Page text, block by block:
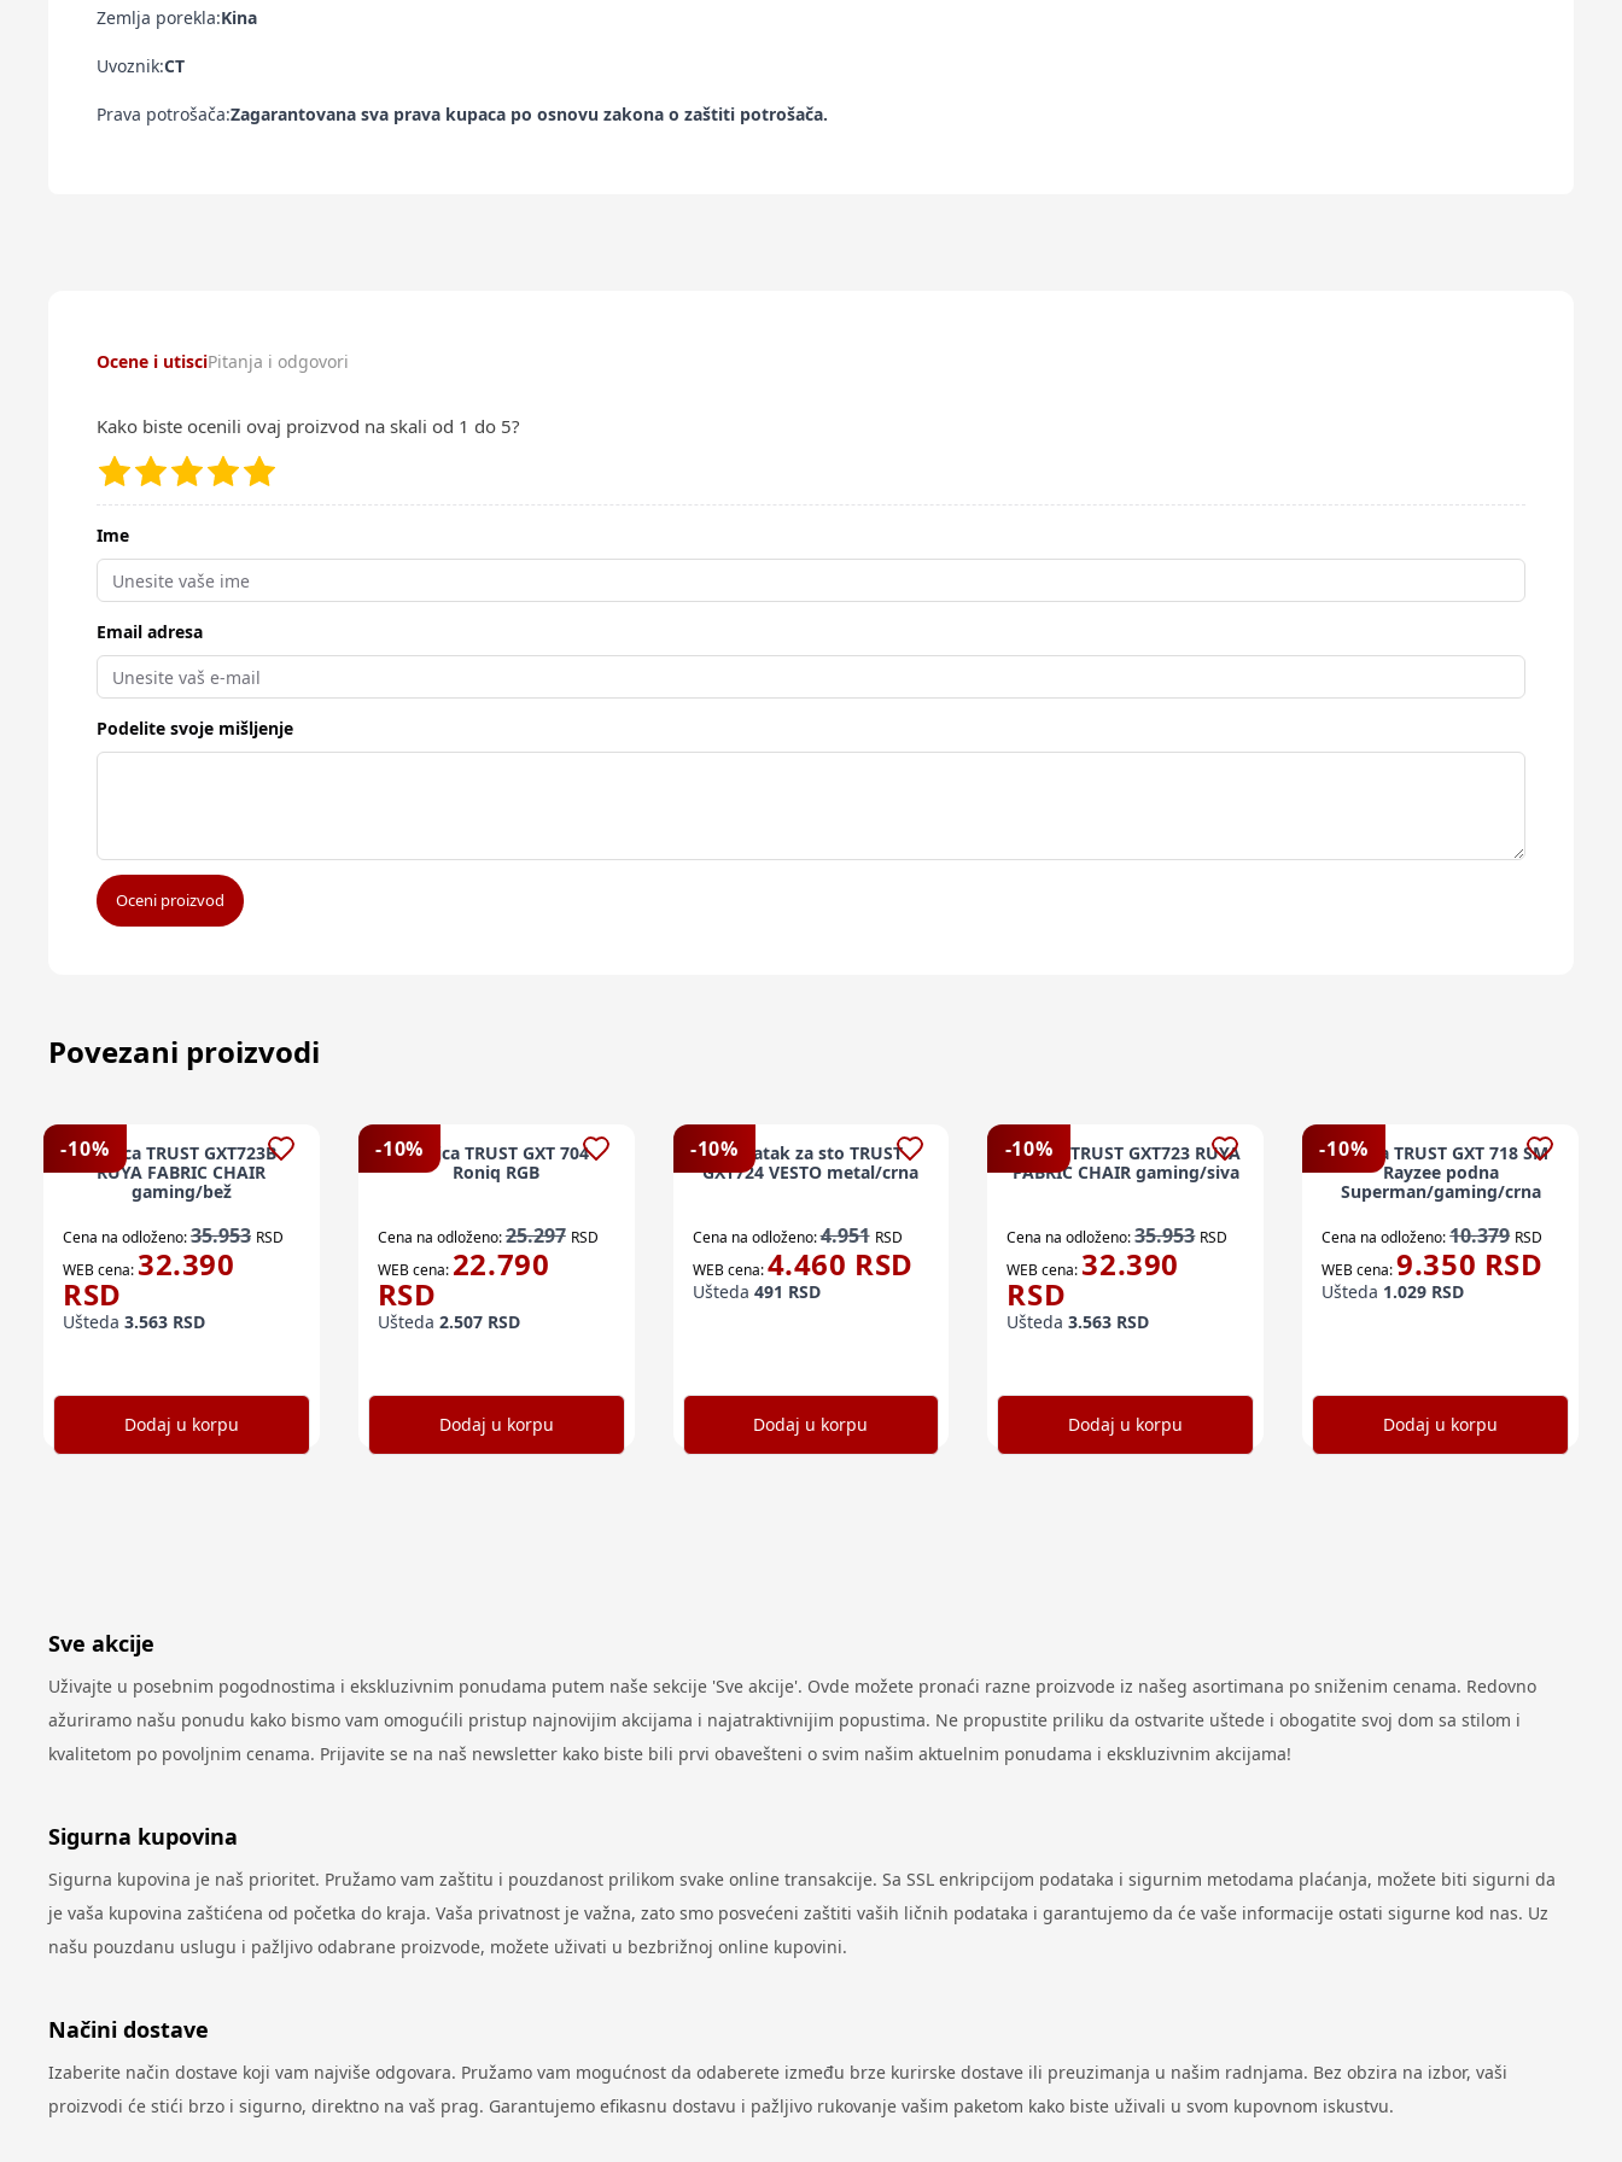
Zemlja porekla:Kina
Uvoznik:CT
Prava potrošača:Zagarantovana sva prava kupaca po osnovu zakona o zaštiti potrošača.
Ocene i utisciPitanja i odgovori
Kako biste ocenili ovaj proizvod na skali od 1 do 5?
Ime
Email adresa
Podelite svoje mišljenje
Oceni proizvod
Povezani proizvodi
-10%
Stolica TRUST GXT723B
RUYA FABRIC CHAIR
gaming/bež
Cena na odloženo:35.953 RSD
WEB cena:32.390
RSD
Ušteda 3.563 RSD
Dodaj u korpu
-10%
Stolica TRUST GXT 704
Roniq RGB
Cena na odloženo:25.297 RSD
WEB cena: 22.790
RSD
Ušteda 2.507RSD
Dodaj u korpu
-10%
Dodatak za sto TRUST
GXT724 VESTO metal/crna
Cena na odloženo:4.951 RSD
WEB cena: 4.460 RSD
Ušteda 491 RSD
Dodaj u korpu
-10%
Stolica TRUST GXT723 RUYA
FABRIC CHAIR gaming/siva
Cena na odloženo:35.953 RSD
WEB cena:32.390
RSD
Ušteda 3.563 RSD
Dodaj u korpu
-10%
Stolica TRUST GXT 718 SM
Rayzee podna
Superman/gaming/crna
Cena na odloženo:10.379 RSD
WEB cena:9.350 RSD
Ušteda 1.029 RSD
Dodaj u korpu
Sve akcije
Uživajte u posebnim pogodnostima i ekskluzivnim ponudama putem naše sekcije 'Sve akcije'. Ovde možete pronaći razne proizvode iz našeg asortimana po sniženim cenama. Redovno
ažuriramo našu ponudu kako bismo vam omogućili pristup najnovijim akcijama i najatraktivnijim popustima. Ne propustite priliku da ostvarite uštede i obogatite svoj dom sa stilom i
kvalitetom po povoljnim cenama. Prijavite se na naš newsletter kako biste bili prvi obavešteni o svim našim aktuelnim ponudama i ekskluzivnim akcijama!
Sigurna kupovina
Sigurna kupovina je naš prioritet. Pružamo vam zaštitu i pouzdanost prilikom svake online transakcije. Sa SSL enkripcijom podataka i sigurnim metodama plaćanja, možete biti sigurni da
je vaša kupovina zaštićena od početka do kraja. Vaša privatnost je važna, zato smo posvećeni zaštiti vaših ličnih podataka i garantujemo da će vaše informacije ostati sigurne kod nas. Uz
našu pouzdanu uslugu i pažljivo odabrane proizvode, možete uživati u bezbrižnoj online kupovini.
Načini dostave
Izaberite način dostave koji vam najviše odgovara. Pružamo vam mogućnost da odaberete između brze kurirske dostave ili preuzimanja u našim radnjama. Bez obzira na izbor, vaši
proizvodi će stići brzo i sigurno, direktno na vaš prag. Garantujemo efikasnu dostavu i pažljivo rukovanje vašim paketom kako biste uživali u svom kupovnom iskustvu.